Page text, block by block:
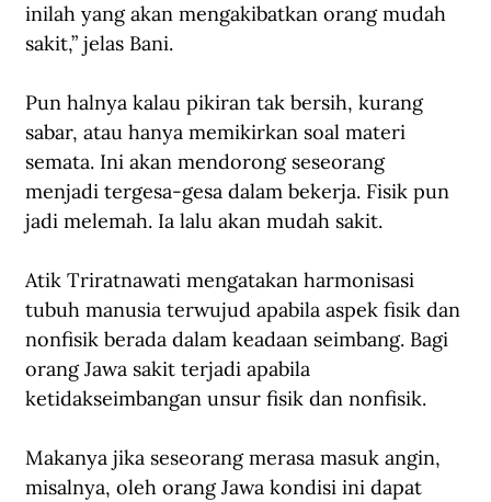
inilah yang akan mengakibatkan orang mudah
sakit,” jelas Bani.
Pun halnya kalau pikiran tak bersih, kurang
sabar, atau hanya memikirkan soal materi
semata. Ini akan mendorong seseorang
menjadi tergesa-gesa dalam bekerja. Fisik pun
jadi melemah. Ia lalu akan mudah sakit.
Atik Triratnawati mengatakan harmonisasi
tubuh manusia terwujud apabila aspek fisik dan
nonfisik berada dalam keadaan seimbang. Bagi
orang Jawa sakit terjadi apabila
ketidakseimbangan unsur fisik dan nonfisik.
Makanya jika seseorang merasa masuk angin,
misalnya, oleh orang Jawa kondisi ini dapat